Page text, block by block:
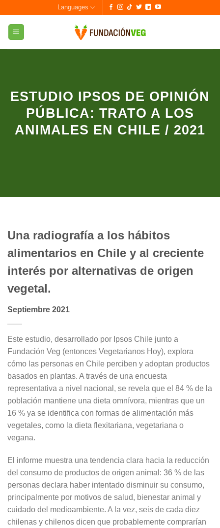
content
Languages
ESTUDIO IPSOS DE OPINIÓN
PÚBLICA: TRATO A LOS
ANIMALES EN CHILE / 2021
Una radiografía a los hábitos
alimentarios en Chile y al creciente
interés por alternativas de origen
vegetal.
Septiembre 2021
Este estudio, desarrollado por Ipsos Chile junto a
Fundación Veg (entonces Vegetarianos Hoy), explora
cómo las personas en Chile perciben y adoptan productos
basados en plantas. A través de una encuesta
representativa a nivel nacional, se revela que el 84 % de la
población mantiene una dieta omnívora, mientras que un
16 % ya se identifica con formas de alimentación más
vegetales, como la dieta flexitariana, vegetariana o
vegana.
El informe muestra una tendencia clara hacia la reducción
del consumo de productos de origen animal: 36 % de las
personas declara haber intentado disminuir su consumo,
principalmente por motivos de salud, bienestar animal y
cuidado del medioambiente. A la vez, seis de cada diez
chilenas y chilenos dicen que probablemente comprarían